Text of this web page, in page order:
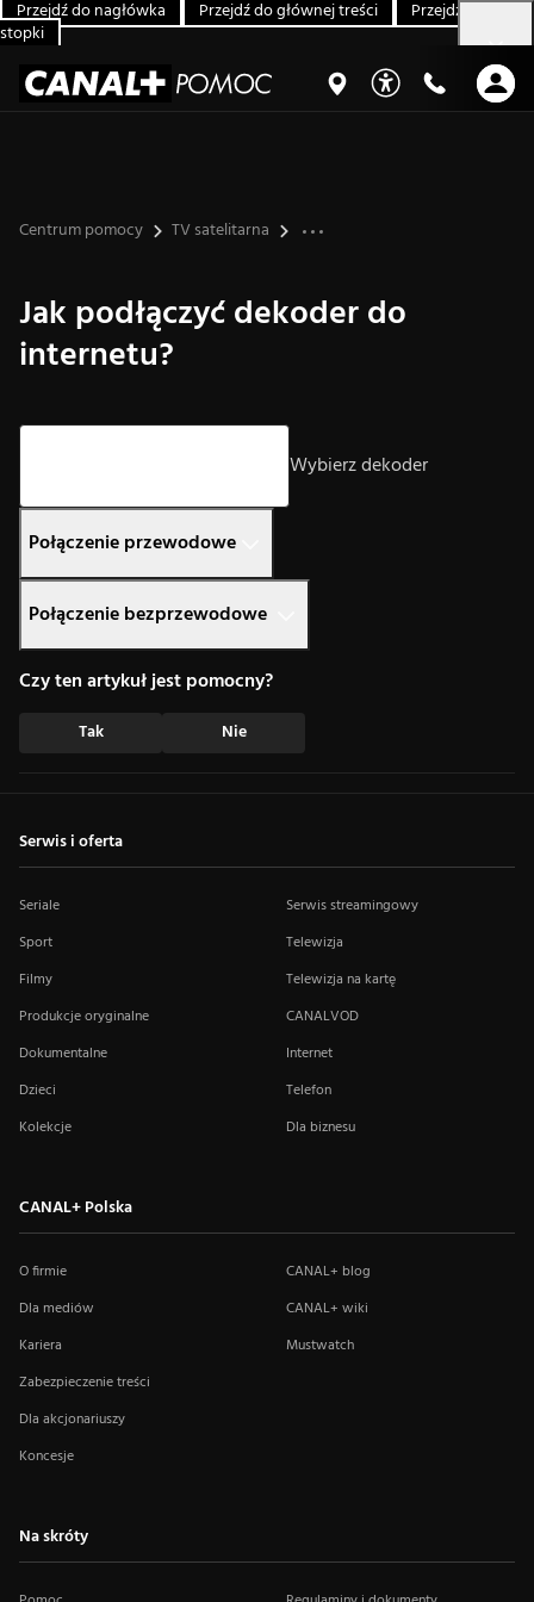
Przejdź do nagłówka Przejdź do głównej treści
Przejdź do
stopki
Centrum pomocy TV satelitarna
Jak podłączyć dekoder do
internetu?
Wybierz dekoder
Strzałki góra/dół – nawigacja, Enter – wybór.
Połączenie przewodowe
Połączenie bezprzewodowe
Czy ten artykuł jest pomocny?
Tak Nie
Serwis i oferta
Seriale
Sport
Filmy
Produkcje oryginalne
Dokumentalne
Dzieci
Kolekcje
Serwis streamingowy
Telewizja
Telewizja na kartę
CANALVOD
Internet
Telefon
Dla biznesu
CANAL+ Polska
O firmie
Dla mediów
Kariera
Zabezpieczenie treści
Dla akcjonariuszy
Koncesje
CANAL+ blog
CANAL+ wiki
Mustwatch
Na skróty